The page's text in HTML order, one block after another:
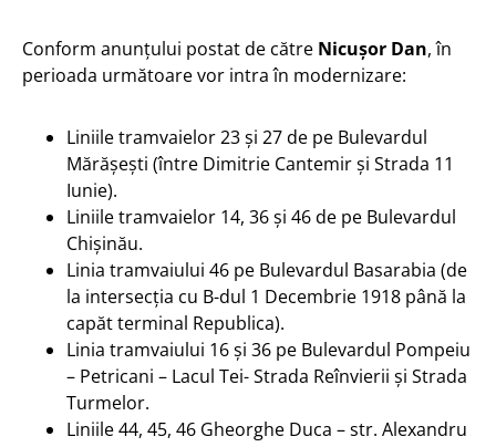
Conform anunțului postat de către Nicușor Dan, în
perioada următoare vor intra în modernizare:
Liniile tramvaielor 23 și 27 de pe Bulevardul
Mărășești (între Dimitrie Cantemir și Strada 11
Iunie).
Liniile tramvaielor 14, 36 și 46 de pe Bulevardul
Chișinău.
Linia tramvaiului 46 pe Bulevardul Basarabia (de
la intersecția cu B-dul 1 Decembrie 1918 până la
capăt terminal Republica).
Linia tramvaiului 16 și 36 pe Bulevardul Pompeiu
– Petricani – Lacul Tei- Strada Reînvierii și Strada
Turmelor.
Liniile 44, 45, 46 Gheorghe Duca – str. Alexandru